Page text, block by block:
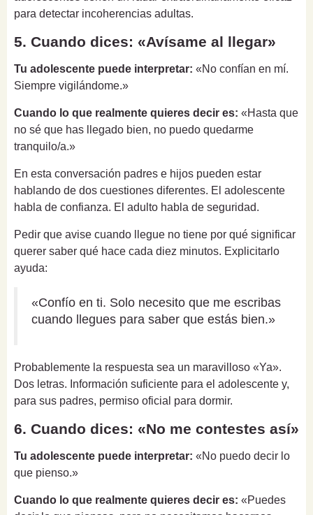
para detectar incoherencias adultas.
5. Cuando dices: «Avísame al llegar»
Tu adolescente puede interpretar: «No confían en mí.
Siempre vigilándome.»
Cuando lo que realmente quieres decir es: «Hasta que
no sé que has llegado bien, no puedo quedarme
tranquilo/a.»
En esta conversación padres e hijos pueden estar
hablando de dos cuestiones diferentes. El adolescente
habla de confianza. El adulto habla de seguridad.
Pedir que avise cuando llegue no tiene por qué significar
querer saber qué hace cada diez minutos. Explicitarlo
ayuda:
«Confío en ti. Solo necesito que me escribas
cuando llegues para saber que estás bien.»
Probablemente la respuesta sea un maravilloso «Ya».
Dos letras. Información suficiente para el adolescente y,
para sus padres, permiso oficial para dormir.
6. Cuando dices: «No me contestes así»
Tu adolescente puede interpretar: «No puedo decir lo
que pienso.»
Cuando lo que realmente quieres decir es: «Puedes